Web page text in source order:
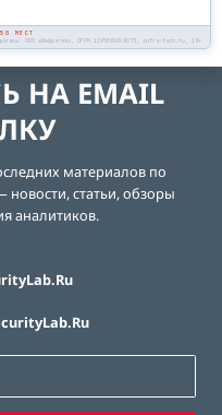
50 МЕСТ
ООО «Инфратех», ОГРН 1195081048073, infra-tech.ru, 18+
НА EMAIL
материалов по
новости, статьи, обзоры
аналитиков.